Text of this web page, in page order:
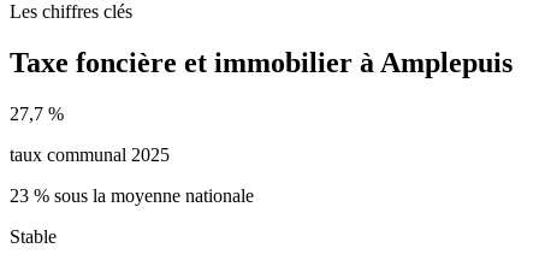
Les chiffres clés
Taxe foncière et immobilier à Amplepuis
27,7 %
taux communal 2025
23 % sous la moyenne nationale
Stable